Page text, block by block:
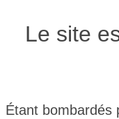
Le site
Étant bombardés